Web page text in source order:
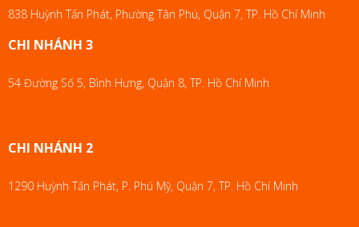
838 Huỳnh Tấn Phát, Phường Tân Phú, Quận 7, TP. Hồ Chí Minh
CHI NHÁNH 3
54 Đường Số 5, Bình Hưng, Quận 8, TP. Hồ Chí Minh
CHI NHÁNH 2
1290 Huỳnh Tấn Phát, P. Phú Mỹ, Quận 7, TP. Hồ Chí Minh